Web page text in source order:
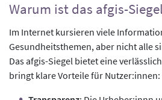
Warum ist das afgis-
Im Internet kursieren viele
Gesundheitsthemen, aber nicht alle
Das afgis-Siegel bietet eine
bringt klare Vorteile für Nutzer:innen: